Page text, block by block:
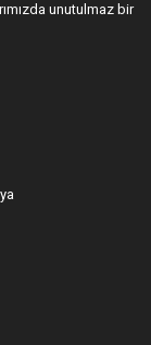
unutulmaz bir